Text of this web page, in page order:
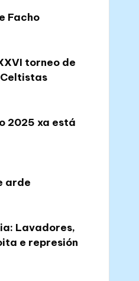
Facho
torneo de
2025 xa está
arde
Lavadores,
e represión